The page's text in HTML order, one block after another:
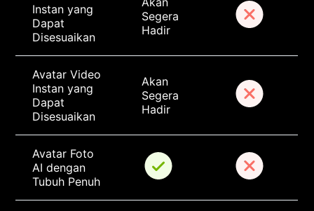
Instan yang
Dapat
Disesuaikan
Segera
Hadir
Avatar Video
Instan yang
Dapat
Disesuaikan
Akan
Segera
Hadir
Avatar Foto
AI dengan
Tubuh Penuh